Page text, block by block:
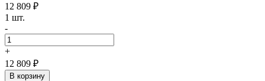
12 809 ₽
1 шт.
-
+
12 809 ₽
В корзину